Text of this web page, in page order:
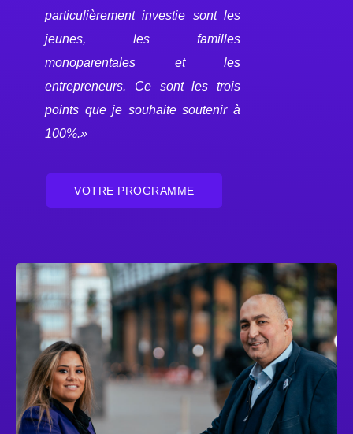
particulièrement investie sont les
jeunes, les familles
monoparentales et les
entrepreneurs. Ce sont les trois
points que je souhaite soutenir à
100%.»
VOTRE PROGRAMME